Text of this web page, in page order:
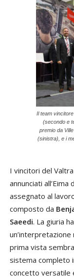
Il team
(secondo e
premio da
(sinistra), e i
I vincitori del
annunciati
assegnato al
composto da
Saeedi. La giuria
prima vista
sistema completo
concetto versatile